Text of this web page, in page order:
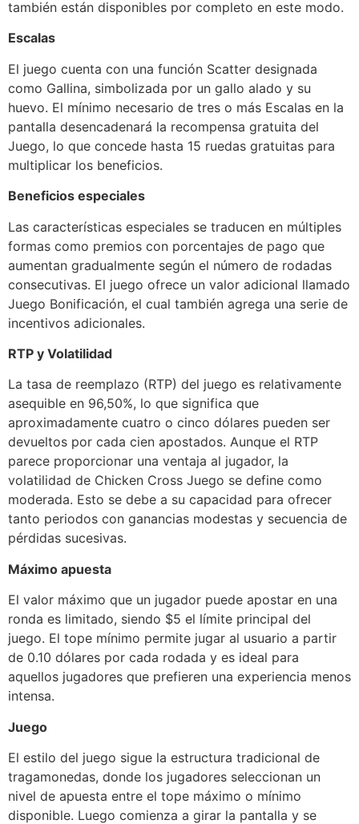
también están disponibles por completo en este modo.
Escalas
El juego cuenta con una función Scatter designada
como Gallina, simbolizada por un gallo alado y su
huevo. El mínimo necesario de tres o más Escalas en la
pantalla desencadenará la recompensa gratuita del
Juego, lo que concede hasta 15 ruedas gratuitas para
multiplicar los beneficios.
Beneficios especiales
Las características especiales se traducen en múltiples
formas como premios con porcentajes de pago que
aumentan gradualmente según el número de rodadas
consecutivas. El juego ofrece un valor adicional llamado
Juego Bonificación, el cual también agrega una serie de
incentivos adicionales.
RTP y Volatilidad
La tasa de reemplazo (RTP) del juego es relativamente
asequible en 96,50%, lo que significa que
aproximadamente cuatro o cinco dólares pueden ser
devueltos por cada cien apostados. Aunque el RTP
parece proporcionar una ventaja al jugador, la
volatilidad de Chicken Cross Juego se define como
moderada. Esto se debe a su capacidad para ofrecer
tanto periodos con ganancias modestas y secuencia de
pérdidas sucesivas.
Máximo apuesta
El valor máximo que un jugador puede apostar en una
ronda es limitado, siendo $5 el límite principal del
juego. El tope mínimo permite jugar al usuario a partir
de 0.10 dólares por cada rodada y es ideal para
aquellos jugadores que prefieren una experiencia menos
intensa.
Juego
El estilo del juego sigue la estructura tradicional de
tragamonedas, donde los jugadores seleccionan un
nivel de apuesta entre el tope máximo o mínimo
disponible. Luego comienza a girar la pantalla y se